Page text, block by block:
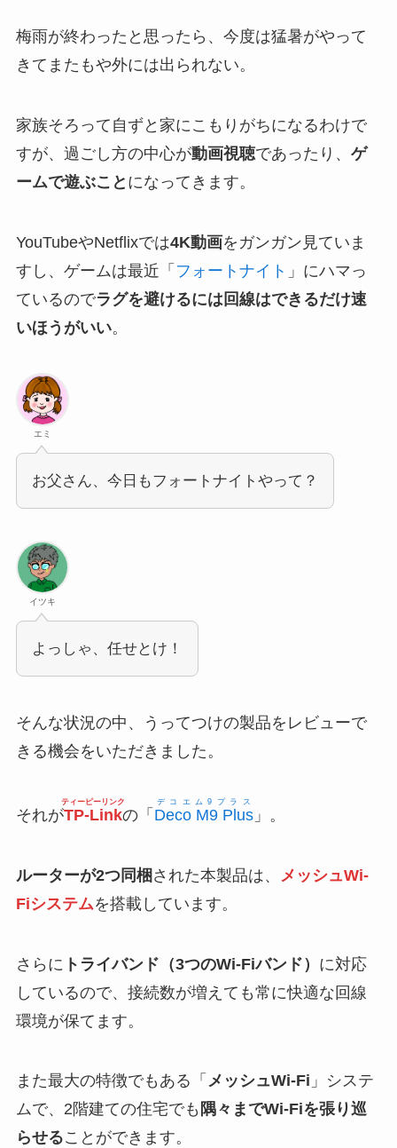
梅雨が終わったと思ったら、今度は猛暑がやって
きてまたもや外には出られない。
家族そろって自ずと家にこもりがちになるわけで
すが、過ごし方の中心が動画視聴であったり、 ゲ
ームで遊ぶこと になってきます。
YouTubeやNetflixでは4K動画をガンガン見ていま
すし、ゲームは最近「 フォートナイト 」にハマっ
ているのでラグを避けるには回線はできるだけ速
いほうがいい。
エミ
お父さん、今日もフォートナイトやって？
イツキ
よっしゃ、任せとけ！
そんな状況の中、うってつけの製品をレビューで
きる機会をいただきました。
それがTP-Link
ティーピーリンク
の「 Deco M9 Plus
デコエム9プラス
」。
ルーターが2つ同梱 された本製品は、
メッシュWi-
Fiシステムを搭載しています。
さらに トライバンド（3つのWi-Fiバンド） に対応
しているので、接続数が増えても常に快適な回線
環境が保てます。
また最大の特徴でもある「 メッシュWi-Fi 」システ
ムで、2階建ての住宅でも 隅々までWi-Fiを張り巡
らせることができます。